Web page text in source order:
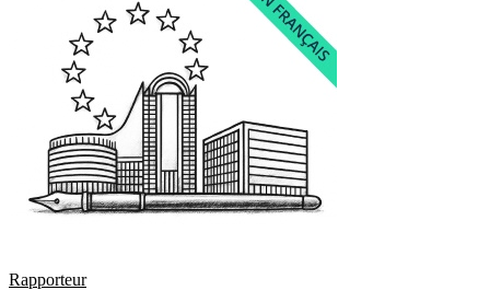
Rapporteur